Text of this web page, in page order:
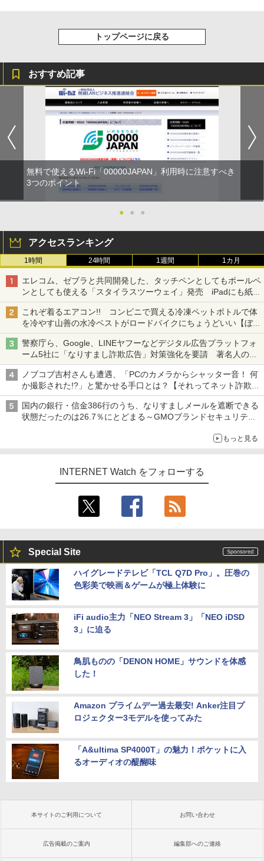
トップページに戻る
おすすめ記事
無料で使えるWi-Fi「00000JAPAN」利用時に注意すべき
3つのポイント
● ● ●
アクセスランキング
1時間 24時間 1週間 1カ月
エレコム、ゼブラと共同開発した、タッチペンとしてもボールペ
ンとしても使える「スタイラスツーウェイ」発売 iPadにも紙に
も、持ち替えずに書き込める
これぞ着るエアコン!! コンビニで買える冷凍ペットボトルで体
を冷やす山善の水冷ベストがロードバイクにちょうどいい【ぼっ
ち・ざ・ろーど！その14】【空いた時間でなにしてる？】
警察庁ら、Google、LINEヤフーなどデジタル広告プラットフォ
ーム5社に「なりすまし詐欺広告」対策強化を要請 著名人の写
真や映像を使った投資詐欺などへの対策として
ノブコブ吉村さんも遭遇、「PCのカメラからシャッター音！ 何
か撮影された!?」と驚かせる手口とは？【それってネット詐欺で
すよ！】
国内の銀行・信金386行のうち、なりすましメールを遮断できる
状態だったのは26.7％にとどまる～GMOブランドセキュリティ
もっと見る
INTERNET Watch をフォローする
Special Site
ハイグレードテレビ「TCL Q7D Pro」。圧巻の
色彩美で映画＆ゲームが極上体験に
iFi audio主力「NEO Stream 3」「NEO iDSD
3」に迫る
鳥肌ものの「DENON HOME」サウンドを体感
した！
Amazon プライムデー過去最安! Anker注目プ
ロジェクター3モデルを使ってみた
「A&ultima SP4000T」の魅力！ポケットに入
るオーディオの醍醐味
本サイトのご利用について お問い合わせ
広告掲載のご案内 編集部へのご連絡